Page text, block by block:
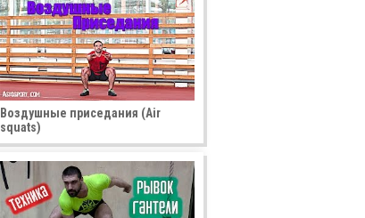
Воздушные приседания (Air
squats)